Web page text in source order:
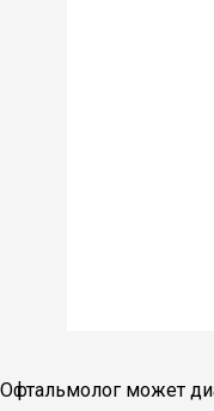
Офтальмолог может